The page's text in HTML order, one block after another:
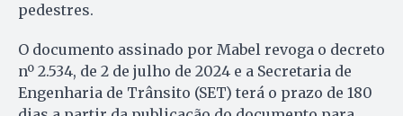
pedestres.
O documento assinado por Mabel revoga o decreto
nº 2.534, de 2 de julho de 2024 e a Secretaria de
Engenharia de Trânsito (SET) terá o prazo de 180